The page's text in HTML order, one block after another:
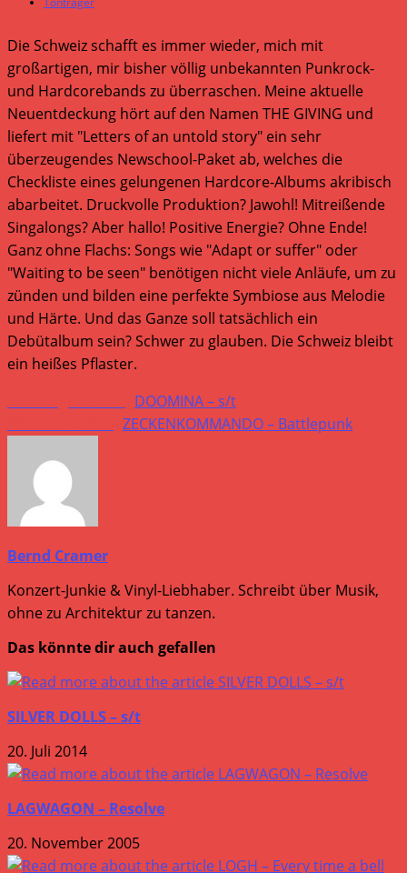
Die Schweiz schafft es immer wieder, mich mit
großartigen, mir bisher völlig unbekannten Punkrock-
und Hardcorebands zu überraschen. Meine aktuelle
Neuentdeckung hört auf den Namen THE GIVING und
liefert mit "Letters of an untold story" ein sehr
überzeugendes Newschool-Paket ab, welches die
Checkliste eines gelungenen Hardcore-Albums akribisch
abarbeitet. Druckvolle Produktion? Jawohl! Mitreißende
Singalongs? Aber hallo! Positive Energie? Ohne Ende!
Ganz ohne Flachs: Songs wie "Adapt or suffer" oder
"Waiting to be seen" benötigen nicht viele Anläufe, um zu
zünden und bilden eine perfekte Symbiose aus Melodie
und Härte. Und das Ganze soll tatsächlich ein
Debütalbum sein? Schwer zu glauben. Die Schweiz bleibt
ein heißes Pflaster.
Weitere
Artikel
ansehen
DOOMINA – s/t
ZECKENKOMMANDO – Battlepunk
Bernd Cramer
Konzert-Junkie & Vinyl-Liebhaber. Schreibt über Musik,
ohne zu Architektur zu tanzen.
Das könnte dir auch gefallen
SILVER DOLLS – s/t
20. Juli 2014
LAGWAGON – Resolve
20. November 2005